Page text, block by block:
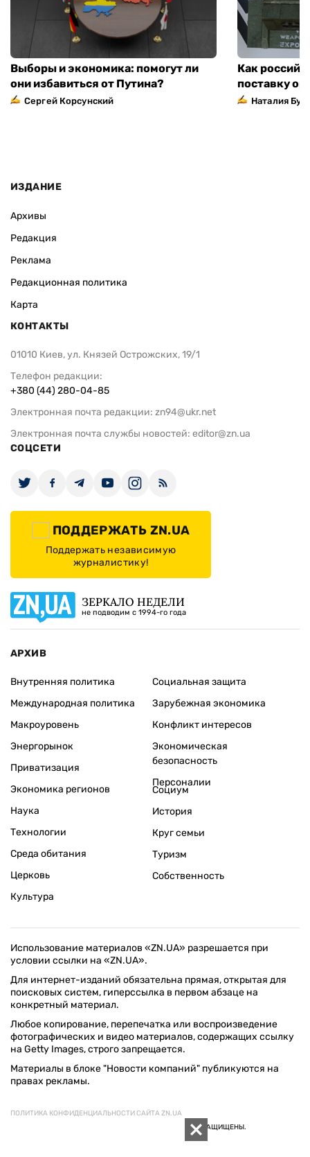
Выборы и экономика: помогут ли
они избавиться от Путина?
Сергей Корсунский
Как
поставку
Наталия
ИЗДАНИЕ
Архивы
Редакция
Реклама
Редакционная политика
Карта
КОНТАКТЫ
01010 Киев, ул. Князей Острожских, 19/1
Телефон редакции:
+380 (44) 280-04-85
Электронная почта редакции: zn94@ukr.net
Электронная почта службы новостей: editor@zn.ua
СОЦСЕТИ
ПОДДЕРЖАТЬ ZN.UA
Поддержать независимую
журналистику!
ЗЕРКАЛО НЕДЕЛИ
не подводим с 1994-го года
АРХИВ
Внутренняя политика
Международная политика
Макроуровень
Энергорынок
Приватизация
Экономика регионов
Социальная защита
Зарубежная экономика
Конфликт интересов
Экономическая
безопасность
Персоналии
Наука
Технологии
Среда обитания
Церковь
Культура
Социум
История
Круг семьи
Туризм
Собственность
Использование материалов «ZN.UA» разрешается при
условии ссылки на «ZN.UA».
Для интернет-изданий обязательна прямая, открытая для
поисковых систем, гиперссылка в первом абзаце на
конкретный материал.
Любое копирование, перепечатка или воспроизведение
фотографических и видео материалов, содержащих ссылку
на Getty Images, строго запрещается.
Материалы в блоке "Новости компаний" публикуются на
правах рекламы.
ПОЛИТИКА КОНФИДЕНЦИАЛЬНОСТИ САЙТА ZN.UA
© 1994–2026 «ЗЕРКАЛО НЕДЕЛИ. УКРАИНА». ВСЕ ПРАВА ЗАЩИЩЕНЫ.